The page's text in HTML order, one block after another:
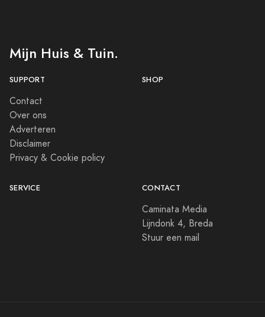
Mijn Huis & Tuin.
SUPPORT
Contact
Over ons
Adverteren
Disclaimer
Privacy & Cookie policy
SHOP
SERVICE CONTACT
Caminata Media
Lijndonk 4, Breda
Stuur een mail